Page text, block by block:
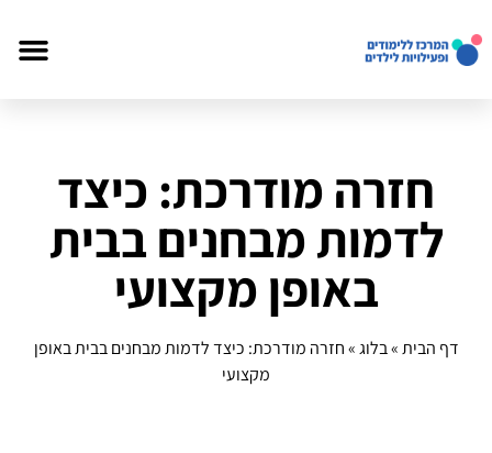
חזרה מודרכת: כיצד
לדמות מבחנים בבית
באופן מקצועי
דף הבית»בלוג»חזרה מודרכת: כיצד לדמות מבחנים בבית באופן
מקצועי